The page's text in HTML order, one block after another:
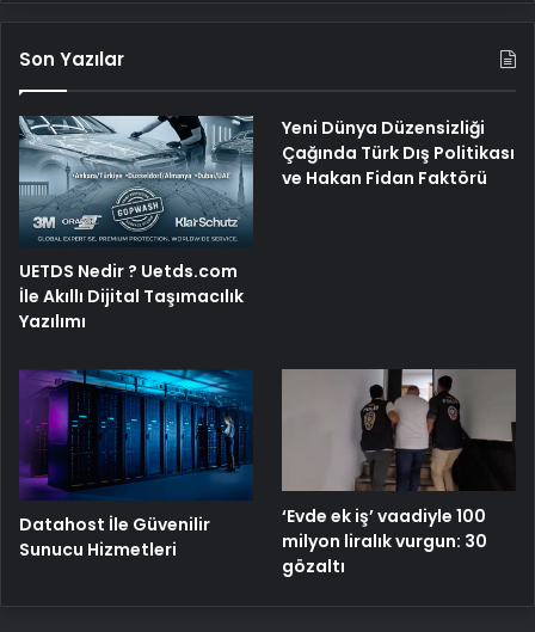
Son Yazılar
UETDS Nedir ? Uetds.com
İle Akıllı Dijital Taşımacılık
Yazılımı
Yeni Dünya Düzensizliği
Çağında Türk Dış Politikası
ve Hakan Fidan Faktörü
Datahost İle Güvenilir
Sunucu Hizmetleri
‘Evde ek iş’ vaadiyle 100
milyon liralık vurgun: 30
gözaltı